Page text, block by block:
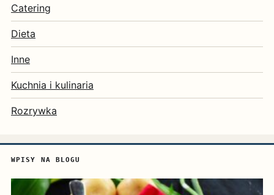
Catering
Dieta
Inne
Kuchnia i kulinaria
Rozrywka
WPISY NA BLOGU